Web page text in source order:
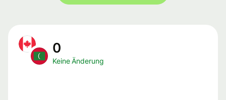
0
Keine Änderung